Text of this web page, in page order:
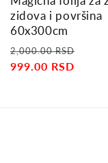
zidova i površina
60x300cm
Regular
price
2,000.00 RSD
999.00 RSD